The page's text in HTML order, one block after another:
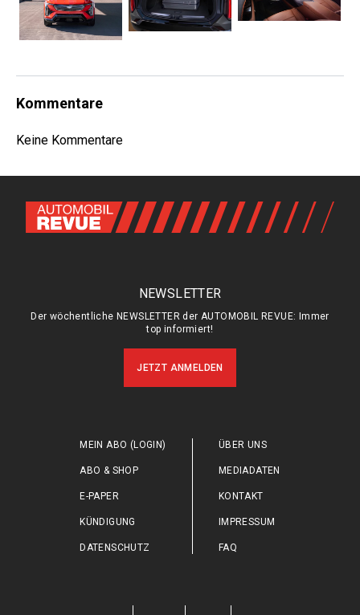
Kommentare
Keine Kommentare
NEWSLETTER
Der wöchentliche NEWSLETTER der AUTOMOBIL REVUE: Immer
top informiert!
JETZT ANMELDEN
MEIN ABO (LOGIN)
ABO & SHOP
E-PAPER
KÜNDIGUNG
DATENSCHUTZ
ÜBER UNS
MEDIADATEN
KONTAKT
IMPRESSUM
FAQ